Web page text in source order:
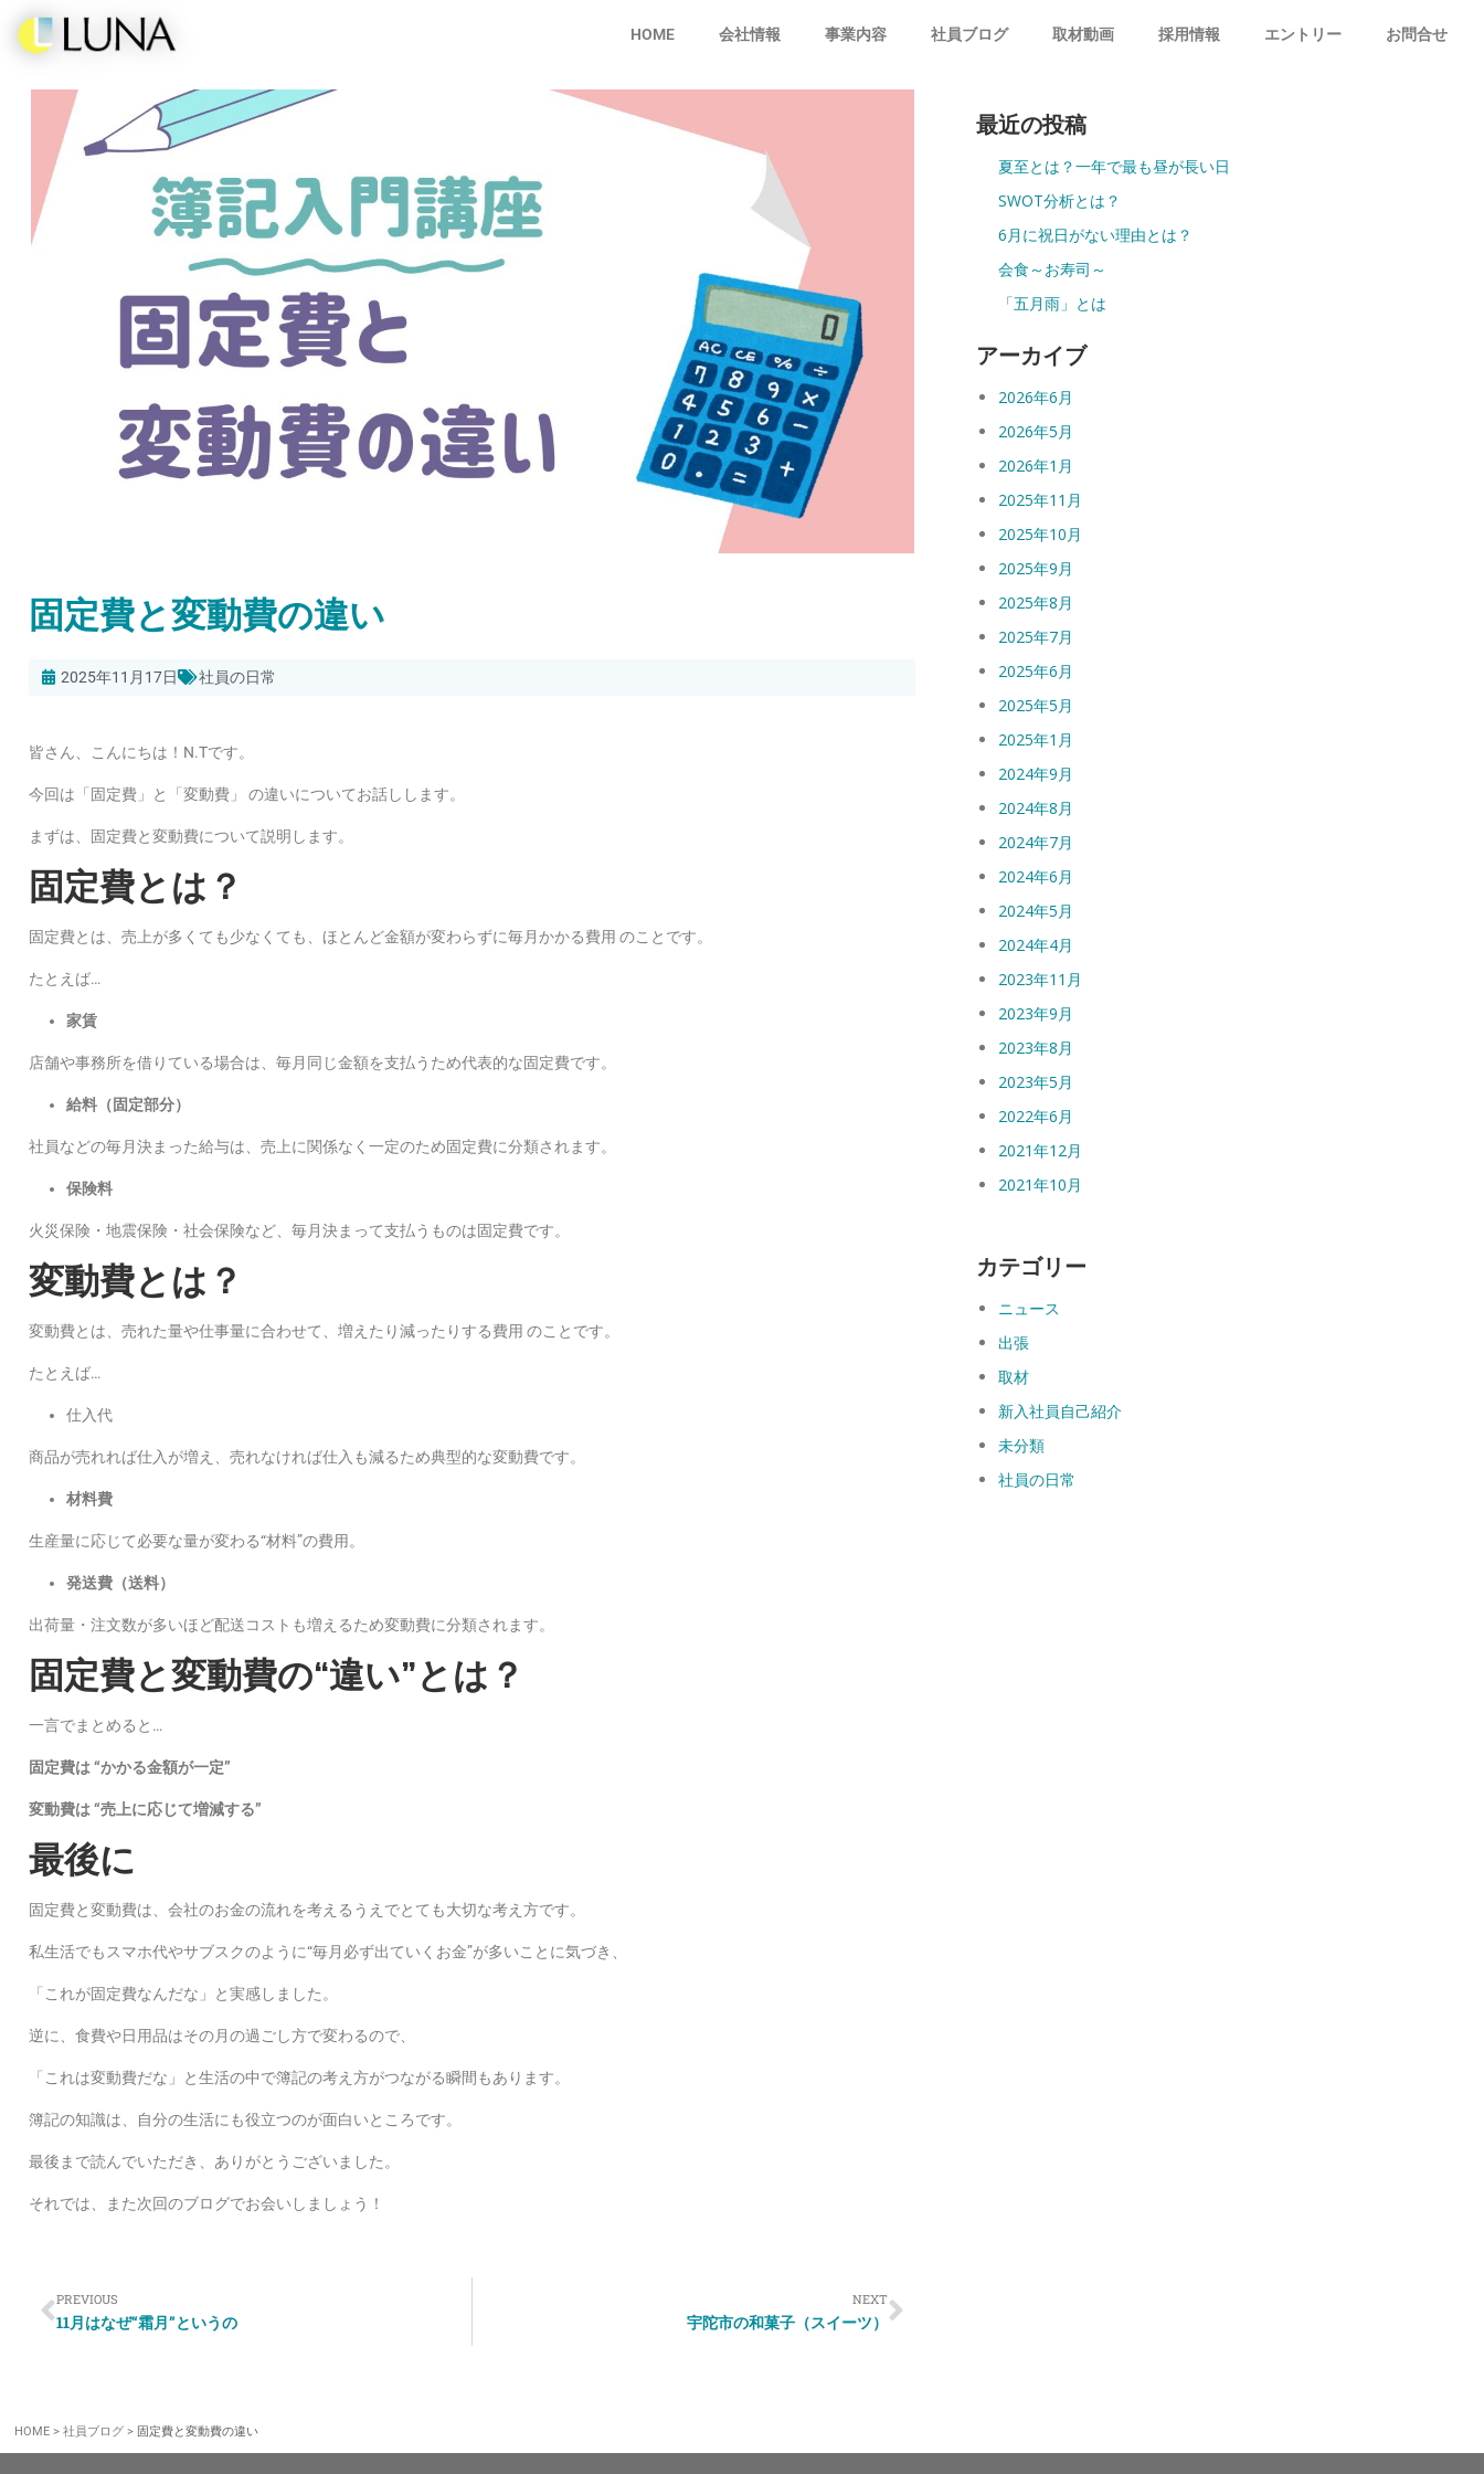
HOME 会社情報 事業内容 社員ブログ 取材動画 採用情報 エントリー お問合せ
固定費と変動費の違い
2025年11月17日 社員の日常
皆さん、こんにちは！N.Tです。
今回は「固定費」と「変動費」 の違いについてお話しします。
まずは、固定費と変動費について説明します。
固定費とは？
固定費とは、売上が多くても少なくても、ほとんど金額が変わらずに毎月かかる費用 のことです。
たとえば…
家賃
店舗や事務所を借りている場合は、毎月同じ金額を支払うため代表的な固定費です。
給料（固定部分）
社員などの毎月決まった給与は、売上に関係なく一定のため固定費に分類されます。
保険料
火災保険・地震保険・社会保険など、毎月決まって支払うものは固定費です。
変動費とは？
変動費とは、売れた量や仕事量に合わせて、増えたり減ったりする費用 のことです。
たとえば…
仕入代
商品が売れれば仕入が増え、売れなければ仕入も減るため典型的な変動費です。
材料費
生産量に応じて必要な量が変わる“材料”の費用。
発送費（送料）
出荷量・注文数が多いほど配送コストも増えるため変動費に分類されます。
固定費と変動費の“違い”とは？
一言でまとめると…
固定費は “かかる金額が一定”
変動費は “売上に応じて増減する”
最後に
固定費と変動費は、会社のお金の流れを考えるうえでとても大切な考え方です。
私生活でもスマホ代やサブスクのように“毎月必ず出ていくお金”が多いことに気づき、
「これが固定費なんだな」と実感しました。
逆に、食費や日用品はその月の過ごし方で変わるので、
「これは変動費だな」と生活の中で簿記の考え方がつながる瞬間もあります。
簿記の知識は、自分の生活にも役立つのが面白いところです。
最後まで読んでいただき、ありがとうございました。
それでは、また次回のブログでお会いしましょう！
PREVIOUS
11月はなぜ“霜月”というの
NEXT
宇陀市の和菓子（スイーツ）
最近の投稿
夏至とは？一年で最も昼が長い日
SWOT分析とは？
6月に祝日がない理由とは？
会食～お寿司～
「五月雨」とは
アーカイブ
2026年6月
2026年5月
2026年1月
2025年11月
2025年10月
2025年9月
2025年8月
2025年7月
2025年6月
2025年5月
2025年1月
2024年9月
2024年8月
2024年7月
2024年6月
2024年5月
2024年4月
2023年11月
2023年9月
2023年8月
2023年5月
2022年6月
2021年12月
2021年10月
カテゴリー
ニュース
出張
取材
新入社員自己紹介
未分類
社員の日常
HOME > 社員ブログ > 固定費と変動費の違い